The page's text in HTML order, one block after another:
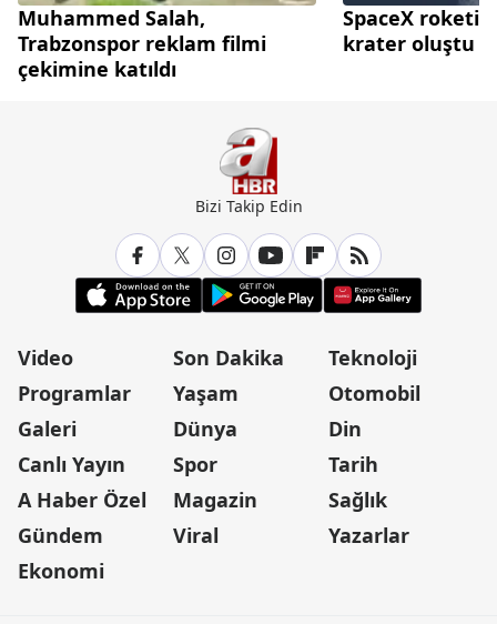
Muhammed Salah,
Trabzonspor reklam filmi
çekimine katıldı
SpaceX roketi
krater oluştu
Bizi Takip Edin
Video
Programlar
Galeri
Canlı Yayın
A Haber Özel
Gündem
Ekonomi
Son Dakika
Yaşam
Dünya
Spor
Magazin
Viral
Teknoloji
Otomobil
Din
Tarih
Sağlık
Yazarlar